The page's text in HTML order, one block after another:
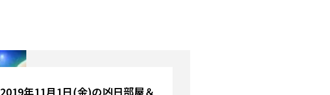
2019年11月1日(金)の凶日部屋＆